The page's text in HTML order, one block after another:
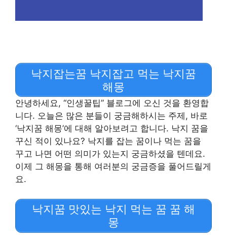
낙지잡는꿈 낙지잡고 먹는 낙지꿈
해몽
안녕하세요, “인생꿀팁” 블로그에 오신 것을 환영합
니다. 오늘은 많은 분들이 궁금해하시는 주제, 바로
‘낙지꿈 해몽’에 대해 알아보려고 합니다. 낙지 꿈을
꾸신 적이 있나요? 낙지를 잡는 꿈이나 먹는 꿈을
꾸고 나면 어떤 의미가 있는지 궁금하셨을 텐데요.
이제 그 해몽을 통해 여러분의 궁금증을 풀어드릴게
요.
낙지꿈 맛있는 낙지 먹는 꿈 꿈 해
몽